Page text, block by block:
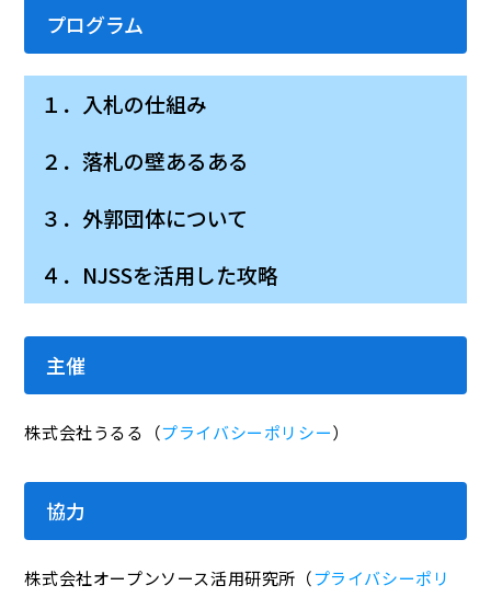
プログラム
１．入札の仕組み
２．落札の壁あるある
３．外郭団体について
４．NJSSを活用した攻略
主催
株式会社うるる（プライバシーポリシー）
協力
株式会社オープンソース活用研究所（プライバシーポリ